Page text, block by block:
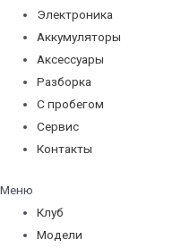
Электроника
Аккумуляторы
Аксессуары
Разборка
С пробегом
Сервис
Контакты
Меню
Клуб
Модели